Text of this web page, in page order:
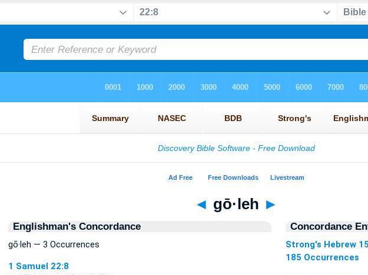
◄ gō·leh ►
Englishman's Concordance
gō·leh — 3 Occurrences
1 Samuel 22:8
Concordance
Strong's Hebrew
185 Occurrences